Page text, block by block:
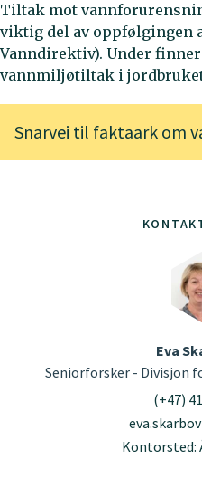
Eva
Seniorforsker - Divisjon
(+47)
Kontorsted:
Tiltak mot
viktig del av oppfølgingen
Vanndirektiv). Under
vannmiljøtiltak i
Snarvei til faktaark om